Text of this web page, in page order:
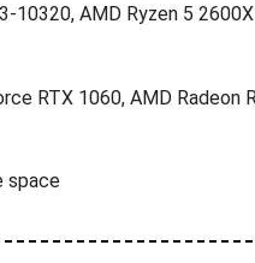
10320, AMD Ryzen 5 2600X
RTX 1060, AMD Radeon
space